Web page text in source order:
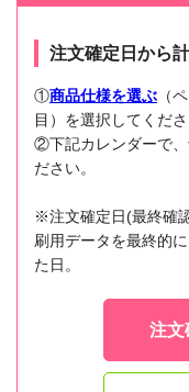
注文確定日から
①商品仕様を選ぶ （
目）を選択してくださ
②下記カレンダーで、
ださい。
※注文確定日(最終確
刷用データを最終的
た日。
注文